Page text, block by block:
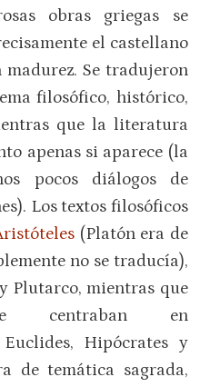
obras griegas se
el castellano
Se tradujeron
filosófico, histórico,
que la literatura
apenas si aparece (la
pocos diálogos de
Los textos filosóficos
(Platón era de
no se traducía),
Plutarco, mientras que
centraban en
Hipócrates y
de temática sagrada,